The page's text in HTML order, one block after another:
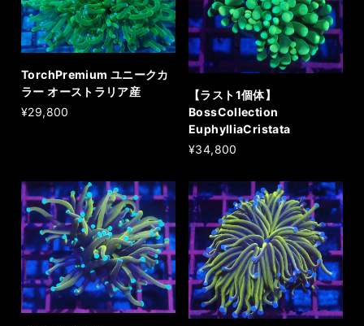
TorchPremium ユニークカ
ラー オーストラリア産
¥29,800
【ラスト1個体】
BossCollection
EuphylliaCristata
¥34,800